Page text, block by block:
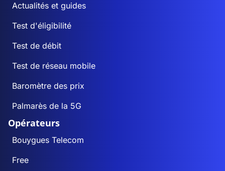
Actualités et guides
Test d'éligibilité
Test de débit
Test de réseau mobile
Baromètre des prix
Palmarès de la 5G
Opérateurs
Bouygues Telecom
Free